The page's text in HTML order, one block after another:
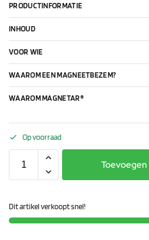
PRODUCTINFORMATIE
INHOUD
VOOR WIE
WAAROM EEN MAGNEETBEZEM?
WAAROM MAGNETAR®
Op voorraad
Toevoegen
Dit artikel verkoopt snel!